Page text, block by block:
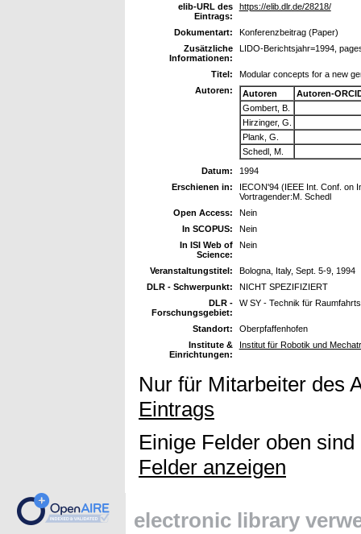
elib-URL des
Eintrags:
https://elib.dlr.de/28218/
Dokumentart:
Konferenzbeitrag (Paper)
Zusätzliche
Informationen:
LIDO-Berichtsjahr=1994,
Titel:
Modular concepts for a new
Autoren:
Autoren
Autoren-
Gombert, B.
Hirzinger, G.
Plank, G.
Schedl, M.
Datum:
1994
Erschienen in:
IECON'94 (IEEE Int. Conf. on
Vortragender:M. Schedl
Open Access:
Nein
In SCOPUS:
Nein
In ISI Web of
Science:
Nein
Veranstaltungstitel:
Bologna, Italy, Sept. 5-9, 1994
DLR - Schwerpunkt:
NICHT SPEZIFIZIERT
DLR -
Forschungsgebiet:
W SY - Technik für
Standort:
Oberpfaffenhofen
Institute &
Einrichtungen:
Institut für Robotik und
Nur für Mitarbeiter des
Eintrags
Einige Felder oben
Felder anzeigen
electronic library